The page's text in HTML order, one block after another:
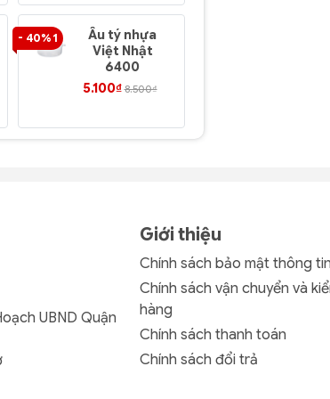
- 40% 1
Âu tý nhựa
Việt Nhật
6400
5.100₫ 8.500₫
UBND Quận
Giới thiệu
Chính sách bảo mật thông tin
Chính sách vận chuyển và
hàng
Chính sách thanh toán
Chính sách đổi trả